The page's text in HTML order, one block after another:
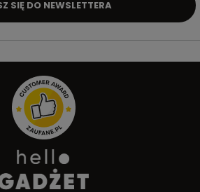
SIĘ DO NEWSLETTERA